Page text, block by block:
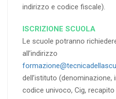
indirizzo e codice fiscale).
ISCRIZIONE SCUOLA
Le scuole potranno
all’indirizzo
dell’istituto (denominazione,
codice univoco, Cig,